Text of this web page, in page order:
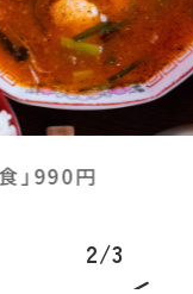
ーマカレー」990円
3/3